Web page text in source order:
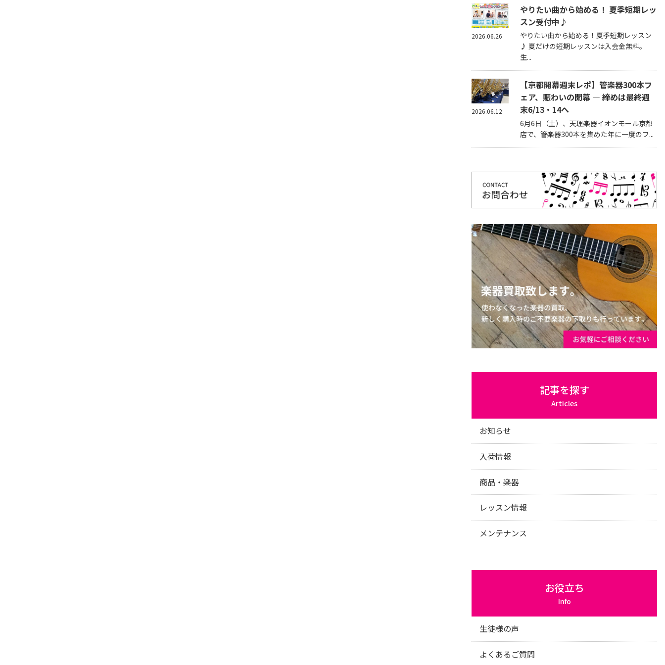
やりたい曲から始める！ 夏季短期レッ
スン受付中♪
やりたい曲から始める！夏季短期レッスン
♪ 夏だけの短期レッスンは入会金無料。
生...
2026.06.26
【京都開幕週末レポ】管楽器300本フ
ェア、賑わいの開幕 — 締めは最終週
末6/13・14へ
6月6日（土）、天理楽器イオンモール京都
店で、管楽器300本を集めた年に一度のフ...
2026.06.12
記事を探す
Articles
お知らせ
入荷情報
商品・楽器
レッスン情報
メンテナンス
お役立ち
Info
生徒様の声
よくあるご質問